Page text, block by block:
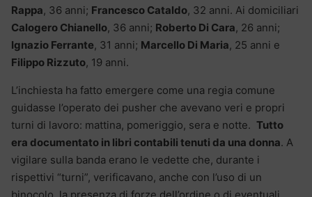
Rappa, 36 anni; Francesco Cataldo, 32 anni. Ai domiciliari
Calogero Chianello, 36 anni; Roberto Di Cara, 26 anni;
Ignazio Ferrante, 31 anni; Marcello Di Maria, 25 anni e
Filippo Rizzuto, 19 anni.
L’inchiesta ha fatto emergere come una regia comune
guidasse l’operato dei pusher che avevano veri e propri
turni di lavoro: mattina, pomeriggio, sera e notte. Tutto
era documentato in libri contabili tenuti da una donna. A
vigilare sulla banda erano le vedette che, durante i
rispettivi “turni”, verificavano, anche con l’uso di un
binocolo, la presenza di forze dell’ordine o di eventuali